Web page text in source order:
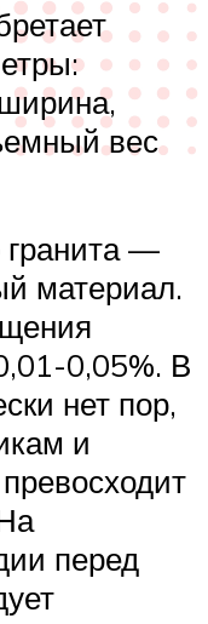
вес
гранита —
материал.
0,05%. В
нет пор,
и
перед